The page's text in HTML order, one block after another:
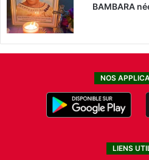
BAMBARA
NOS
LIENS